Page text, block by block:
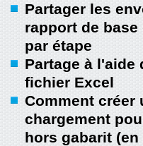
Partager les
rapport de
par étape
Partage à l'aide
fichier Excel
Comment créer
chargement
hors gabarit (en